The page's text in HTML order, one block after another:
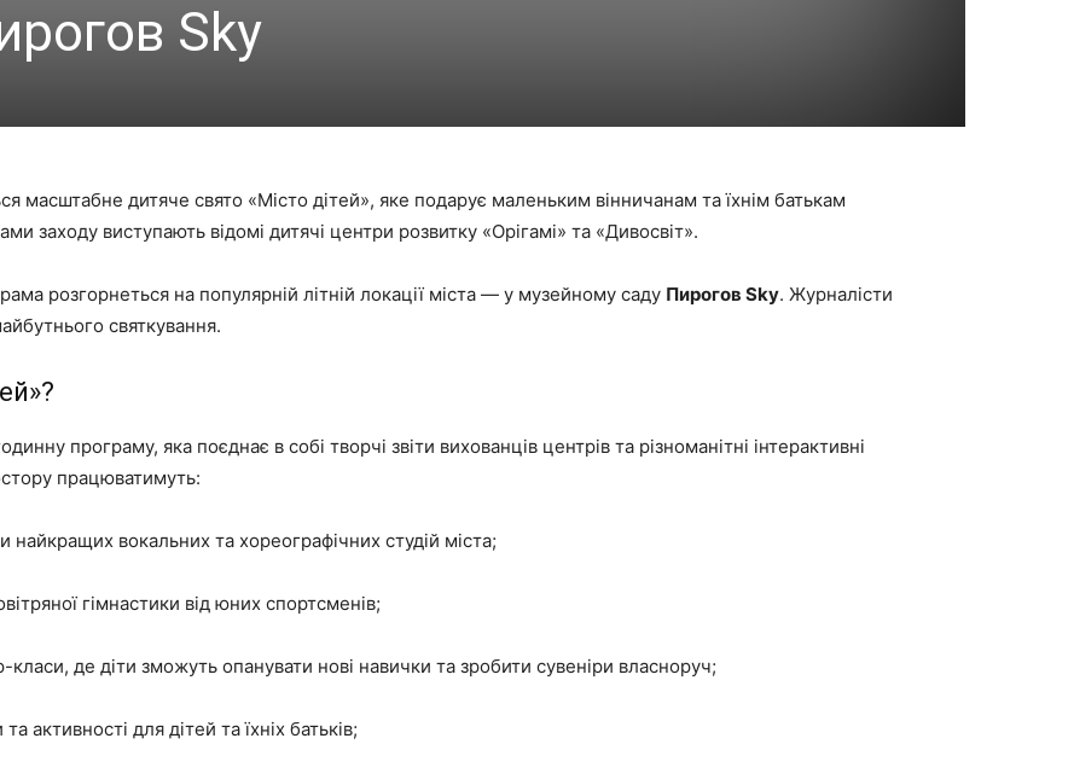
Sky
масштабне дитяче свято «Місто дітей», яке подарує маленьким вінничанам та їхнім батькам
заходу виступають відомі дитячі центри розвитку «Орігамі» та «Дивосвіт».
розгорнеться на популярній літній локації міста — у музейному саду Пирогов Sky. Журналісти
святкування.
програму, яка поєднає в собі творчі звіти вихованців центрів та різноманітні інтерактивні
працюватимуть:
найкращих вокальних та хореографічних студій міста;
гімнастики від юних спортсменів;
класи, де діти зможуть опанувати нові навички та зробити сувеніри власноруч;
активності для дітей та їхніх батьків;